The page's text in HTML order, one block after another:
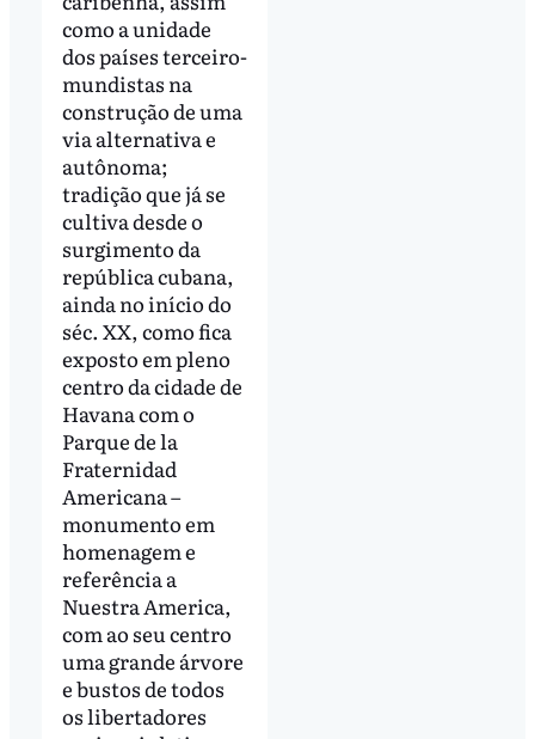
como a unidade
dos países terceiro-
mundistas na
construção de uma
via alternativa e
autônoma;
tradição que já se
cultiva desde o
surgimento da
república cubana,
ainda no início do
séc. XX, como fica
exposto em pleno
centro da cidade de
Havana com o
Parque de la
Fraternidad
Americana –
monumento em
homenagem e
referência a
Nuestra America,
com ao seu centro
uma grande árvore
e bustos de todos
os libertadores